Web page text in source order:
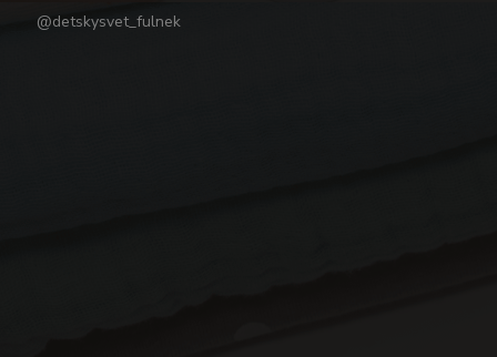
@detskysvet_fulnek